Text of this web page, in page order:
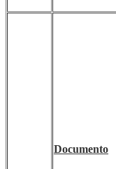
Documento